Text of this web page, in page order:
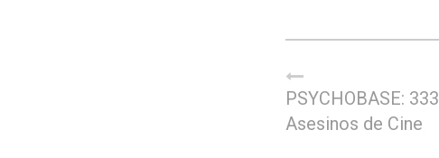
PSYCHOBASE: 333
Asesinos de Cine